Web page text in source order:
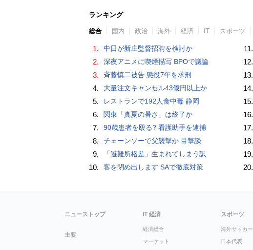
ランキング
総合 国内 政治 海外 経済 IT スポーツ
1. 中日が新庄監督招聘を検討か
2. 深夜アニメに喫煙描写 BPOで議論
3. 斉藤慎二被告 懲役7年を求刑
4. 大量注文キャンセル43億円以上か
5. レストランで192人食中毒 静岡
6. 関東「真夏の暑さ」は終了か
7. 90歳患者を殴る? 看護助手を逮捕
8. チェーンソーで父襲撃か 目撃談
9. 「避難所格差」生まれてしまう訳
10. 客を閉め出します SAで徹底対策
11.
12.
13.
14.
15.
16.
17.
18.
19.
20.
ニューストップ
主要
IT 経済
経済総合
マーケット
スポーツ
海外サッカー
日本代表